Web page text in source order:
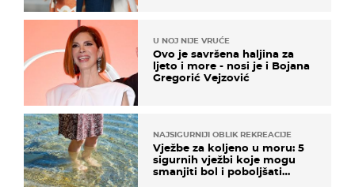
U NOJ NIJE VRUĆE
Ovo je savršena haljina za
ljeto i more - nosi je i Bojana
Gregorić Vejzović
NAJSIGURNIJI OBLIK REKREACIJE
Vježbe za koljeno u moru: 5
sigurnih vježbi koje mogu
smanjiti bol i poboljšati